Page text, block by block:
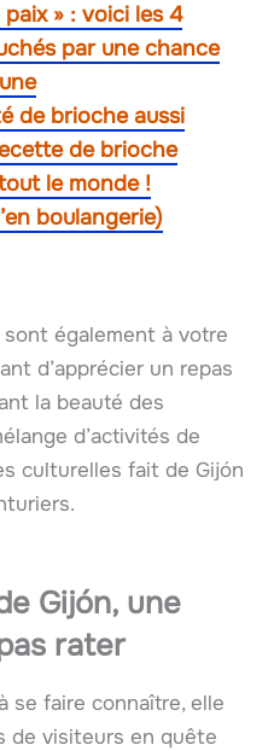
» : voici les 4
par une chance
de brioche aussi
de brioche
le monde !
boulangerie)
également à votre
d’apprécier un repas
la beauté des
d’activités de
culturelles fait de Gijón
Gijón, une
rater
se faire connaître, elle
de visiteurs en quête